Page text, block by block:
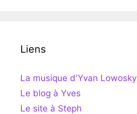
Liens
La musique d'Yvan Lowosky
Le blog à Yves
Le site à Steph